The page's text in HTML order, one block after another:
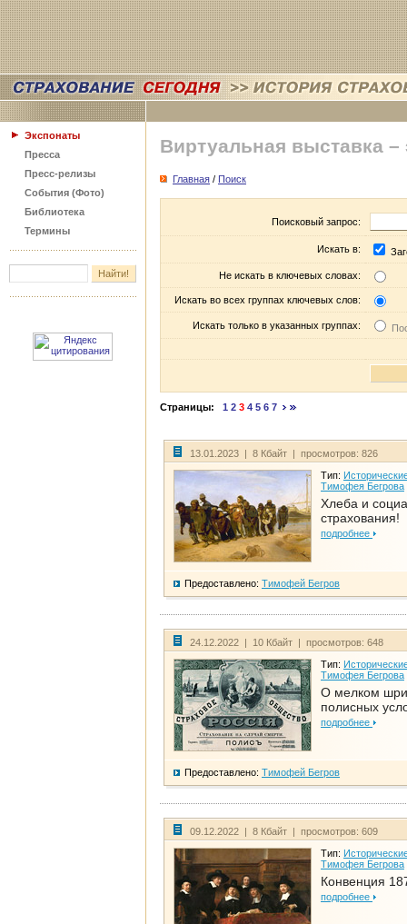
Экспонаты
Пресса
Пресс-релизы
События (Фото)
Библиотека
Термины
Виртуальная выставка –
Главная / Поиск
Поисковый запрос:
Искать в:
Не искать в ключевых словах:
Искать во всех группах ключевых слов:
Искать только в указанных группах:
Страницы: 1 2 3 4 5 6 7
13.01.2023 | 8 Кбайт | просмотров: 826
Тип:
Тимофея Бегрова
Хлеба и
страхования!
подробнее
Предоставлено: Тимофей Бегров
24.12.2022 | 10 Кбайт | просмотров: 648
Тип:
Тимофея Бегрова
О мелком
полисных
подробнее
Предоставлено: Тимофей Бегров
09.12.2022 | 8 Кбайт | просмотров: 609
Тип:
Тимофея Бегрова
Конвенция
подробнее